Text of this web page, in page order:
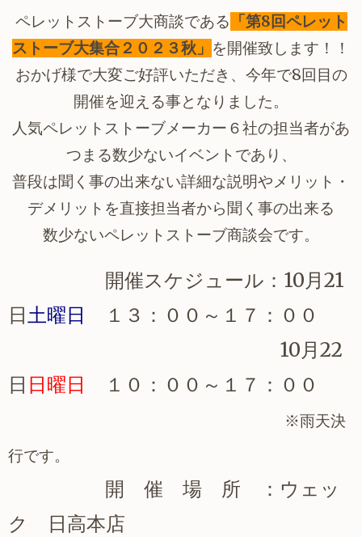
ペレットストーブ大商談である 「第8回ペレット
ストーブ大集合２０２３秋」 を開催致します！！
おかげ様で大変ご好評いただき、今年で8回目の
開催を迎える事となりました。
人気ペレットストーブメーカー６社の担当者があ
つまる数少ないイベントであり、
普段は聞く事の出来ない詳細な説明やメリット・
デメリットを直接担当者から聞く事の出来る
数少ないペレットストーブ商談会です。
開催スケジュール：10月21
日土曜日
１３：００～１７：００
10月22
日 日曜日 １０：００～１７：００
※雨天決
行です。
開 催 場 所 ：ウェッ
ク 日高本店